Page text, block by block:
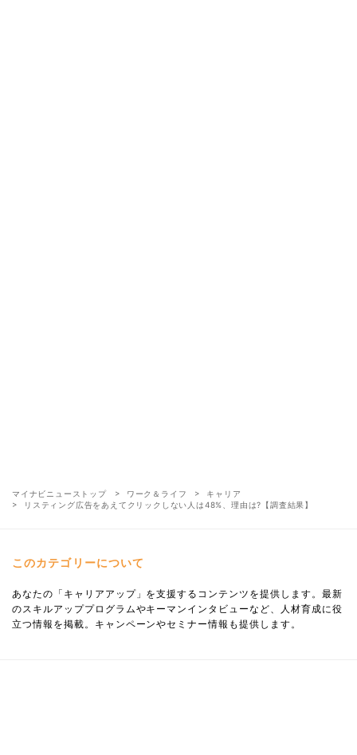
マイナビニューストップ ワーク＆ライフ
キャリア
リスティング広告をあえてクリックしない人は48%、理由は?【調査結果】
このカテゴリーについて
あなたの「キャリアアップ」を支援するコンテンツを提供します。最新
のスキルアッププログラムやキーマンインタビューなど、人材育成に役
立つ情報を掲載。キャンペーンやセミナー情報も提供します。